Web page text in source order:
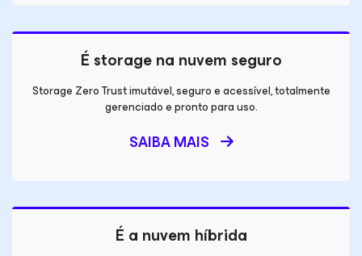
É storage na nuvem seguro
Storage Zero Trust imutável, seguro e acessível, totalmente
gerenciado e pronto para uso.
SAIBA MAIS
É a nuvem híbrida